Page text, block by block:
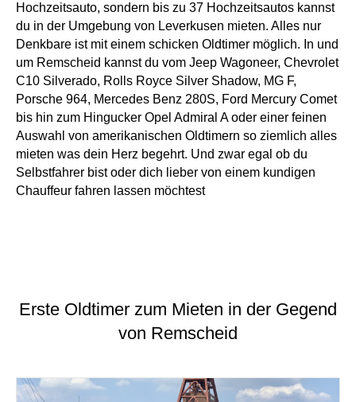
Hochzeitsauto, sondern bis zu 37 Hochzeitsautos kannst
du in der Umgebung von Leverkusen mieten. Alles nur
Denkbare ist mit einem schicken Oldtimer möglich. In und
um Remscheid kannst du vom Jeep Wagoneer, Chevrolet
C10 Silverado, Rolls Royce Silver Shadow, MG F,
Porsche 964, Mercedes Benz 280S, Ford Mercury Comet
bis hin zum Hingucker Opel Admiral A oder einer feinen
Auswahl von amerikanischen Oldtimern so ziemlich alles
mieten was dein Herz begehrt. Und zwar egal ob du
Selbstfahrer bist oder dich lieber von einem kundigen
Chauffeur fahren lassen möchtest
Erste Oldtimer zum Mieten in der Gegend
von Remscheid